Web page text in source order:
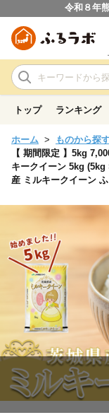
令和８年
トップ ランキング
ホーム ものから探
【 期間限定 】5kg
キークイーン 5kg (5kg
産 ミルキークイーン